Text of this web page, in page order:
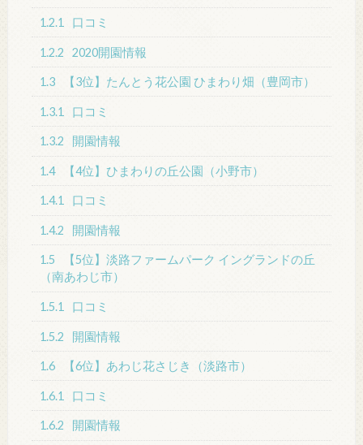
1.2.1 口コミ
1.2.2 2020開園情報
1.3 【3位】たんとう花公園 ひまわり畑（豊岡市）
1.3.1 口コミ
1.3.2 開園情報
1.4 【4位】ひまわりの丘公園（小野市）
1.4.1 口コミ
1.4.2 開園情報
1.5
【5位】淡路ファームパーク イングランドの丘
（南あわじ市）
1.5.1 口コミ
1.5.2 開園情報
1.6 【6位】あわじ花さじき（淡路市）
1.6.1 口コミ
1.6.2 開園情報